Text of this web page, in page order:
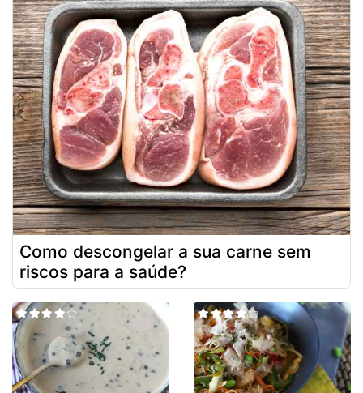
Como descongelar a sua carne sem
riscos para a saúde?